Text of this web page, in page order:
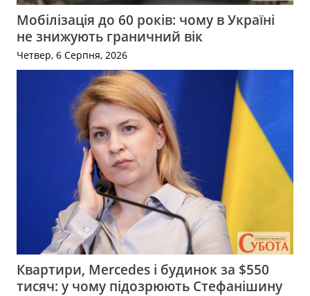
Мобілізація до 60 років: чому в Україні
не знижують граничний вік
Четвер, 6 Серпня, 2026
Квартири, Mercedes і будинок за $550
тисяч: у чому підозрюють Стефанішину